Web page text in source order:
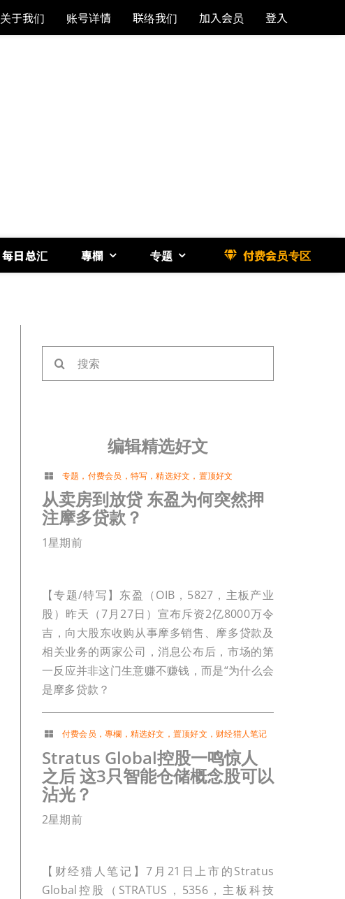
关于我们 账号详情 联络我们 加入会员 登入
每日总汇 專欄 专题 付费会员专区
索：
编辑精选好文
专题 ， 付费会员 ， 特写 ，精选好文 ， 置顶好文
从卖房到放贷 东盈为何突然押
注摩多贷款？
1星期前
【专题/特写】东盈（OIB，5827，主板产业
股）昨天（7月27日）宣布斥资2亿8000万令
吉，向大股东收购从事摩多销售、摩多贷款及
相关业务的两家公司，消息公布后，市场的第
一反应并非这门生意赚不赚钱，而是“为什么会
是摩多贷款？
付费会员 ，專欄 ， 精选好文 ， 置顶好文 ， 财经猎人笔记
Stratus Global控股一鸣惊人
之后 这3只智能仓储概念股可以
沾光？
2星期前
【财经猎人笔记】7月21日上市的Stratus
Global控股（STRATUS，5356，主板科技